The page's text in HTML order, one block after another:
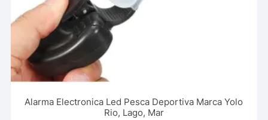
Alarma Electronica Led Pesca Deportiva Marca Yolo
Rio, Lago, Mar